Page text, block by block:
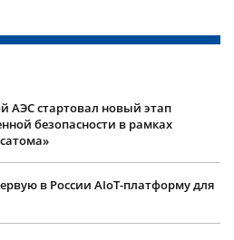
АЭС стартовал новый этап
безопасности в рамках
в России AIoT-платформу для